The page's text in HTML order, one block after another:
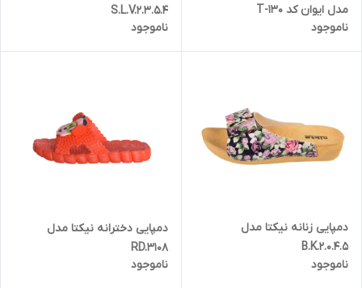
مدل ایوان کد 130-T
ناموجود
S.L.V.2.3.5.4
ناموجود
دمپایی زنانه نیکتا مدل
B.K.2.0.4.5
ناموجود
دمپایی دخترانه نیکتا مدل
RD.3108
ناموجود